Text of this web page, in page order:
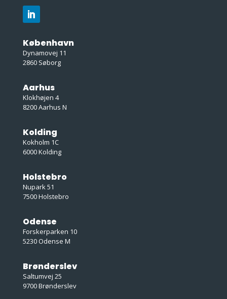
København
Dynamovej 11
2860 Søborg
Aarhus
Klokhøjen 4
8200 Aarhus N
Kolding
Kokholm 1C
6000 Kolding
Holstebro
Nupark 51
7500 Holstebro
Odense
Forskerparken 10
5230 Odense M
Brønderslev
Saltumvej 25
9700 Brønderslev